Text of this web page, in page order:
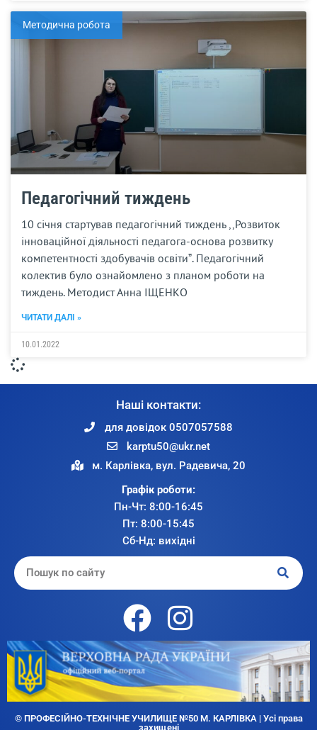
Методична робота
Педагогічний тиждень
10 січня стартував педагогічний тиждень ,,Розвиток
інноваційної діяльності педагога-основа розвитку
компетентності здобувачів освітиˮ. Педагогічний
колектив було ознайомлено з планом роботи на
тиждень. Методист Анна ІЩЕНКО
ЧИТАТИ ДАЛІ »
10.01.2022
Наші контакти:
для довідок 0507057588
karptu50@ukr.net
м. Карлівка, вул. Радевича, 20
Графік роботи:
Пн-Чт: 8:00-16:45
Пт: 8:00-15:45
Сб-Нд: вихідні
© ПРОФЕСІЙНО-ТЕХНІЧНЕ УЧИЛИЩЕ №50 М. КАРЛІВКА | Усі права
захищені